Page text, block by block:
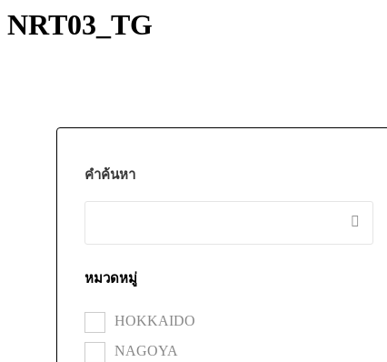
NRT03_TG
คำค้นหา
หมวดหมู่
HOKKAIDO
NAGOYA